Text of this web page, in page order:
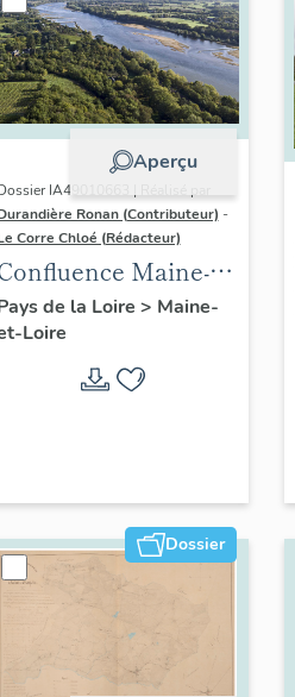
Aperçu
IA49010663 | Réalisé par
Ronan (Contributeur) -
Corre Chloé (Rédacteur)
Maine-
: présentation
l'aire d'étude
de la Loire > Maine-
Loire
Dossier